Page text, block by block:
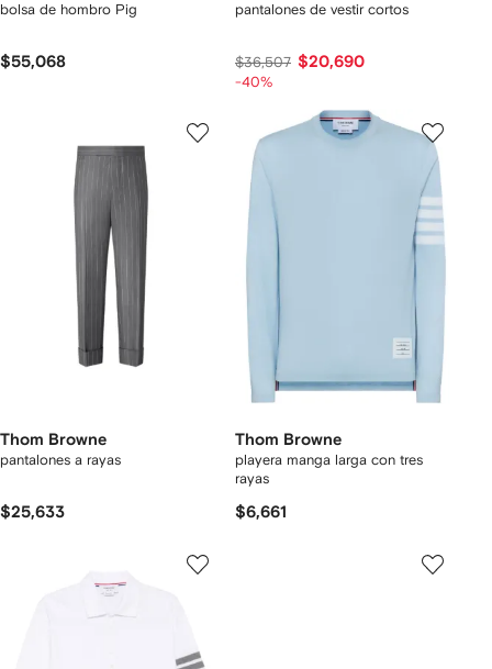
bolsa de hombro Pig
$55,068
pantalones de vestir cortos
$36,507 $20,690
-40%
Thom Browne
pantalones a rayas
$25,633
Thom Browne
playera manga larga con tres
rayas
$6,661